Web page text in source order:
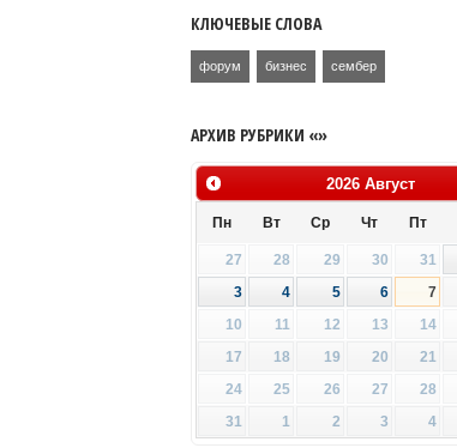
КЛЮЧЕВЫЕ СЛОВА
форум бизнес сембер
АРХИВ РУБРИКИ «»
2026 Август
Пн Вт Ср Чт Пт
27 28 29 30 31
3
4 5 6 7
10
11 12 13 14
17
18 19 20 21
24
25 26 27 28
31
1 2 3 4